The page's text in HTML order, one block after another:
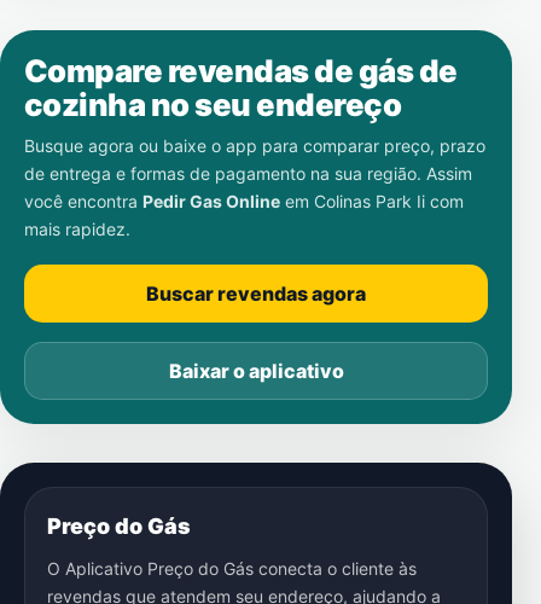
Compare revendas de gás de
cozinha no seu endereço
Busque agora ou baixe o app para comparar preço, prazo
de entrega e formas de pagamento na sua região. Assim
você encontra Pedir Gas Online em Colinas Park Ii com
mais rapidez.
Buscar revendas agora
Baixar o aplicativo
Preço do Gás
O Aplicativo Preço do Gás conecta o cliente às
revendas que atendem seu endereço, ajudando a